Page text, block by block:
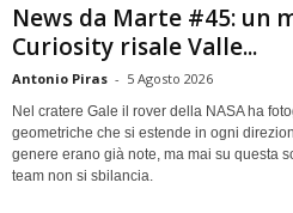
News da Marte #45: un
Curiosity risale Valle...
Antonio Piras - 5 Agosto 2026
Nel cratere Gale il rover della NASA ha
geometriche che si estende in ogni
genere erano già note, ma mai su questa
team non si sbilancia.